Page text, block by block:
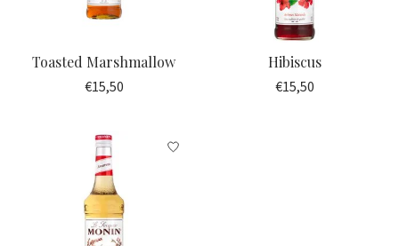
Toasted Marshmallow
€15,50
Hibiscus
€15,50